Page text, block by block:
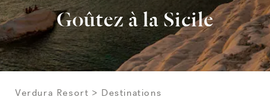
Goûtez à la Sicile
Verdura Resort Destinations